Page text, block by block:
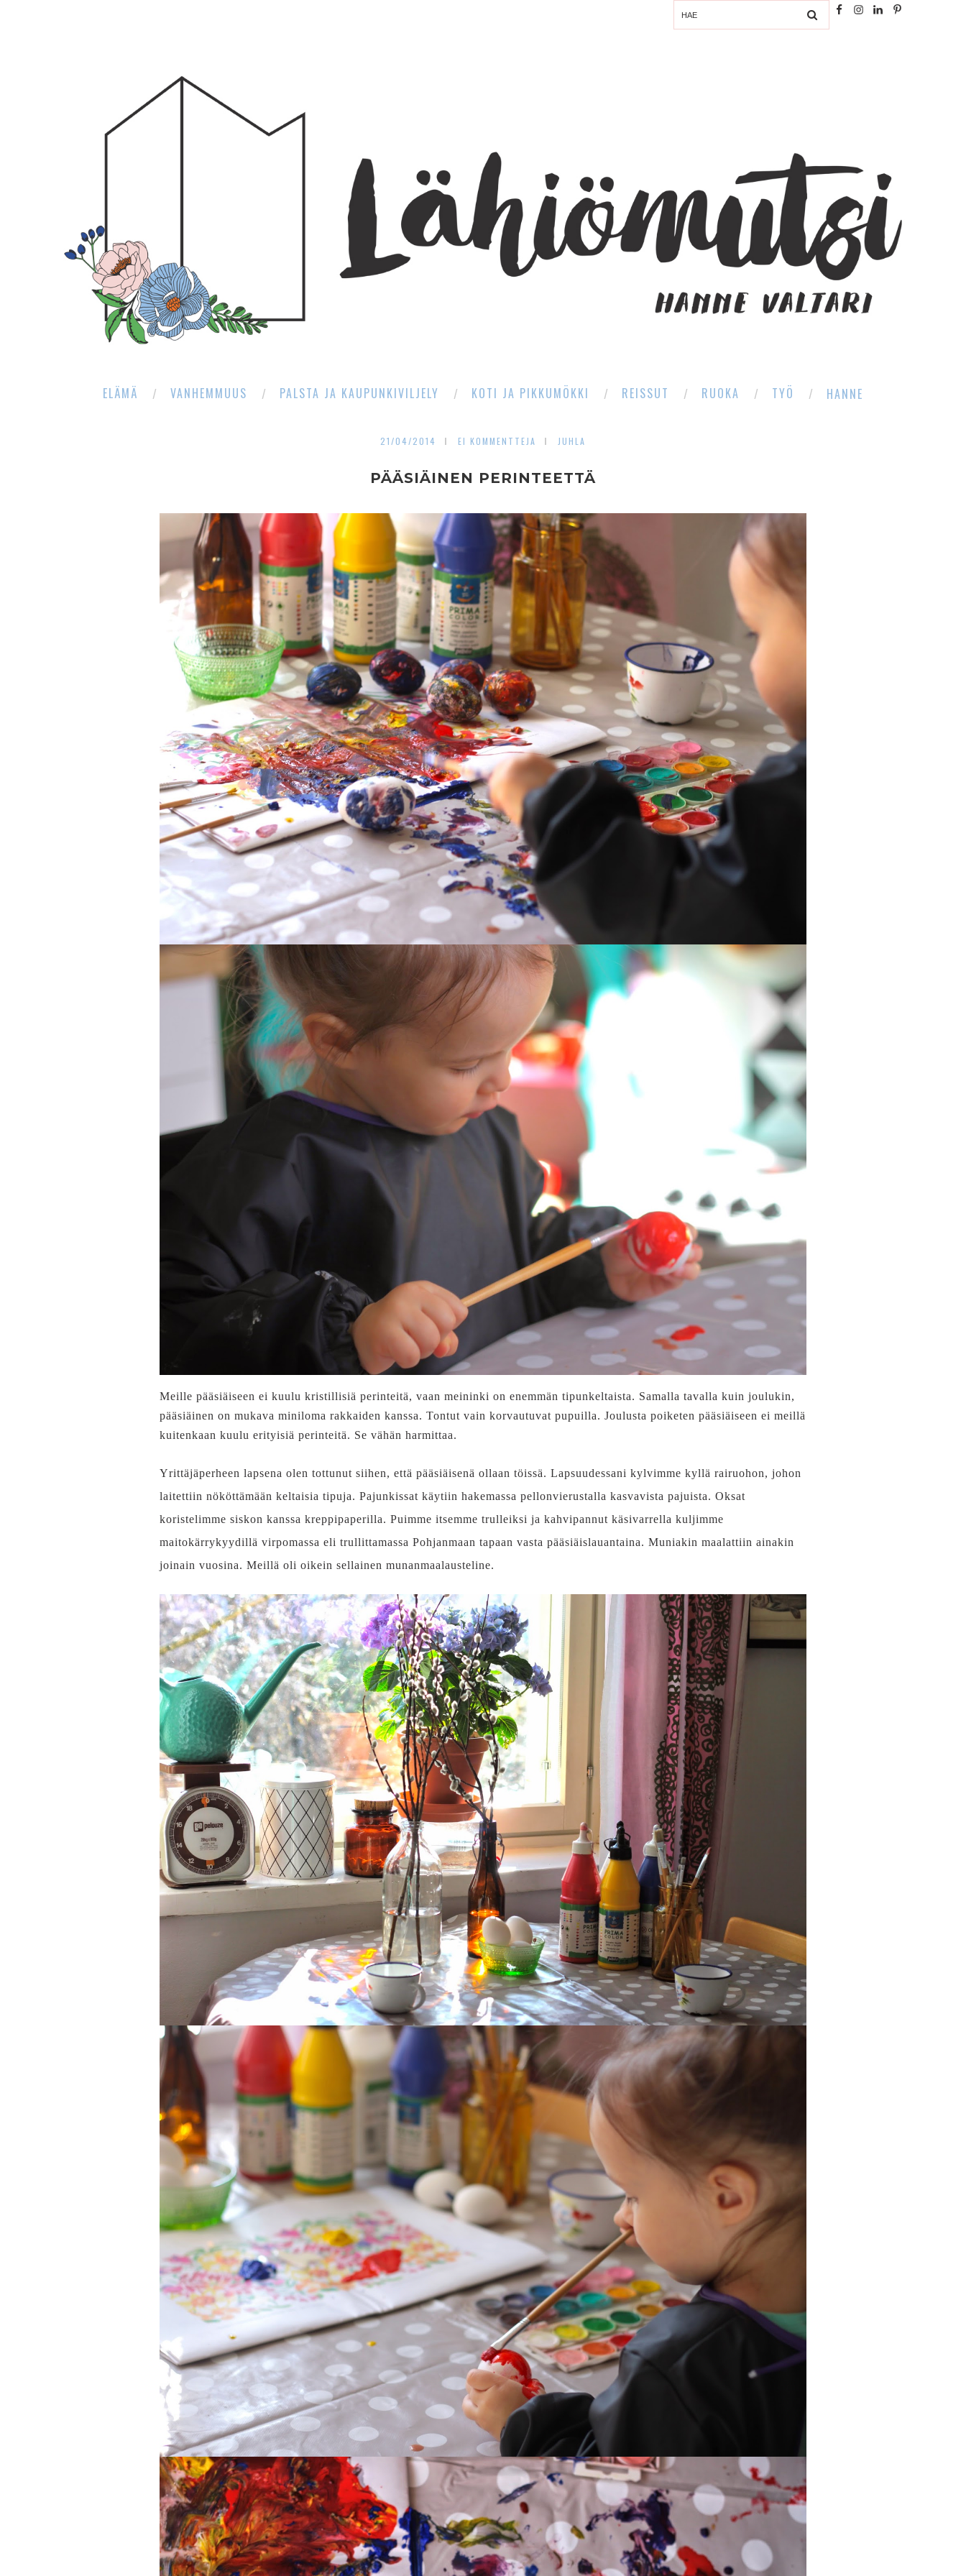
ELÄMÄ VANHEMMUUS PALSTA JA KAUPUNKIVILJELY KOTI JA PIKKUMÖKKI REISSUT RUOKA TYÖ HANNE
21/04/2014 EI KOMMENTTEJA JUHLA
PÄÄSIÄINEN PERINTEETTÄ
Meille pääsiäiseen ei kuulu kristillisiä perinteitä, vaan meininki on enemmän tipunkeltaista. Samalla tavalla kuin joulukin,
pääsiäinen on mukava miniloma rakkaiden kanssa. Tontut vain korvautuvat pupuilla. Joulusta poiketen pääsiäiseen ei meillä
kuitenkaan kuulu erityisiä perinteitä. Se vähän harmittaa.
Yrittäjäperheen lapsena olen tottunut siihen, että pääsiäisenä ollaan töissä. Lapsuudessani kylvimme kyllä rairuohon, johon
laitettiin nököttämään keltaisia tipuja. Pajunkissat käytiin hakemassa pellonvierustalla kasvavista pajuista. Oksat
koristelimme siskon kanssa kreppipaperilla. Puimme itsemme trulleiksi ja kahvipannut käsivarrella kuljimme
maitokärrykyydillä virpomassa eli trullittamassa Pohjanmaan tapaan vasta pääsiäislauantaina. Muniakin maalattiin ainakin
joinain vuosina. Meillä oli oikein sellainen munanmaalausteline.